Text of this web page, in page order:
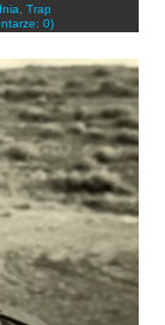
Trap
0)